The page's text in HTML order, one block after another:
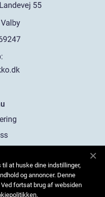
oss
at huske dine indstillinger,
og annoncer. Denne
fortsat brug af websiden